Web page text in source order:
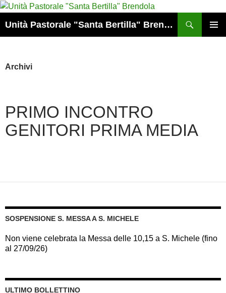
Vai
contenuto
Unità Pastorale "Santa Bertilla" Brendola
Archivi
PRIMO INCONTRO
GENITORI PRIMA MEDIA
SOSPENSIONE S. MESSA A S. MICHELE
Non viene celebrata la Messa delle 10,15 a S. Michele (fino
al 27/09/26)
ULTIMO BOLLETTINO